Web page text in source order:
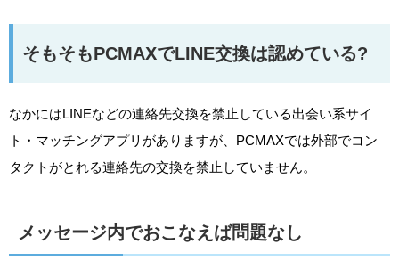
そもそもPCMAXでLINE交換は認めている?
なかにはLINEなどの連絡先交換を禁止している出会い系サイ
ト・マッチングアプリがありますが、PCMAXでは外部でコン
タクトがとれる連絡先の交換を禁止していません。
メッセージ内でおこなえば問題なし